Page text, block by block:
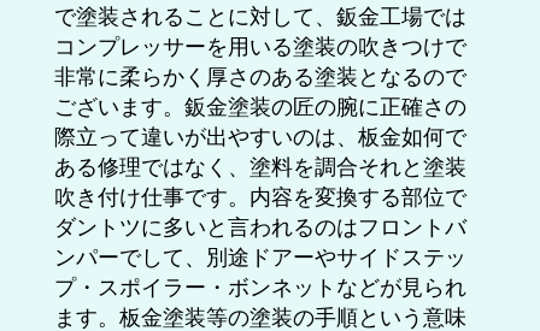
で塗装されることに対して、鈑金工場では
コンプレッサーを用いる塗装の吹きつけで
非常に柔らかく厚さのある塗装となるので
ございます。鈑金塗装の匠の腕に正確さの
際立って違いが出やすいのは、板金如何で
ある修理ではなく、塗料を調合それと塗装
吹き付け仕事です。内容を変換する部位で
ダントツに多いと言われるのはフロントバ
ンパーでして、別途ドアーやサイドステッ
プ・スポイラー・ボンネットなどが見られ
ます。板金塗装等の塗装の手順という意味